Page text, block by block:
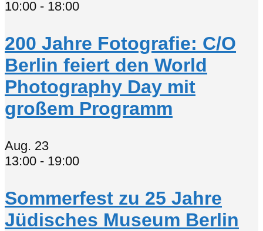
10:00 - 18:00
200 Jahre Fotografie: C/O
Berlin feiert den World
Photography Day mit
großem Programm
Aug. 23
13:00 - 19:00
Sommerfest zu 25 Jahre
Jüdisches Museum Berlin